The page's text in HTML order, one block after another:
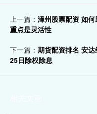
上一篇： 漳州股票配资 如
重点是灵活性
下一篇： 期货配资排名 安
25日除权除息